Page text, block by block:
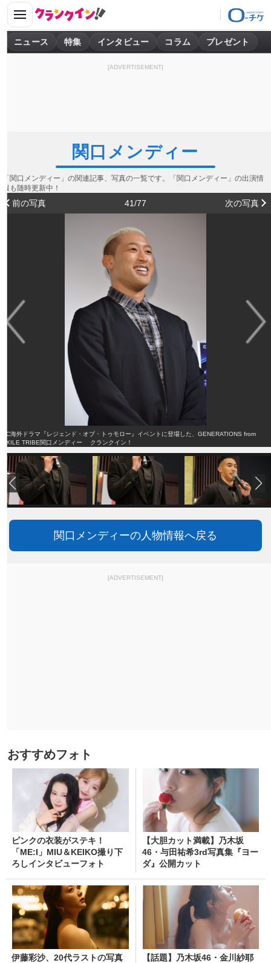
ニュース 特集 インタビュー コラム プレゼント
[ADVERTISEMENT]
関口メンディー
「関口メンディー」の関連記事、写真の一覧です。「関口メンディー」の出演情
報も随時更新中！
前の写真 41/77 次の写真
DC海外ドラマ『レジェンド・オブ・トゥモロー』イベントに登場した、GENERATIONS from
EXILE TRIBE関口メンディー クランクイン！
関口メンディーの人物情報へ戻る
[ADVERTISEMENT]
おすすめフォト
ピンクの衣装がステキ！
「ME:I」MIU＆KEIKO撮り下
ろしインタビューフォト
【大胆カット満載】乃木坂
46・与田祐希3rd写真集『ヨー
ダ』公開カット
伊藤彩沙、20代ラストの写真
【話題】乃木坂46・金川紗耶